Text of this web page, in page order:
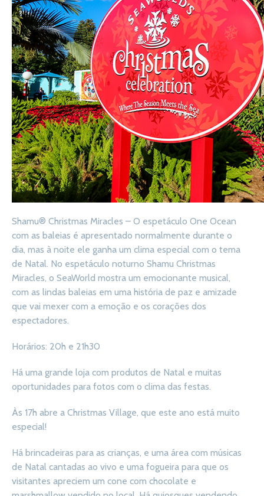
Shamu® Christmas Miracles – O espetáculo One Ocean
com as baleias é apresentado normalmente durante o
dia, mas à noite ele ganha um clima especial com o tema
de Natal. No espetáculo noturno Shamu Christmas
Miracles, o SeaWorld mostra um emocionante musical,
com as lindas baleias em uma história de paz e amizade
que vai mexer com a emoção e os corações dos
espectadores.
Horários: 20h e 21h30
Há uma grande loja com produtos de Natal e muitas
oportunidades para fotos com o clima das festas.
Às 17h abre a Christmas Village, que este ano está muito
especial!
Há brincadeiras para as crianças, e uma área com músicas
de Natal cantadas ao vivo e uma fogueira para que os
visitantes apreciem um cone com chocolate e